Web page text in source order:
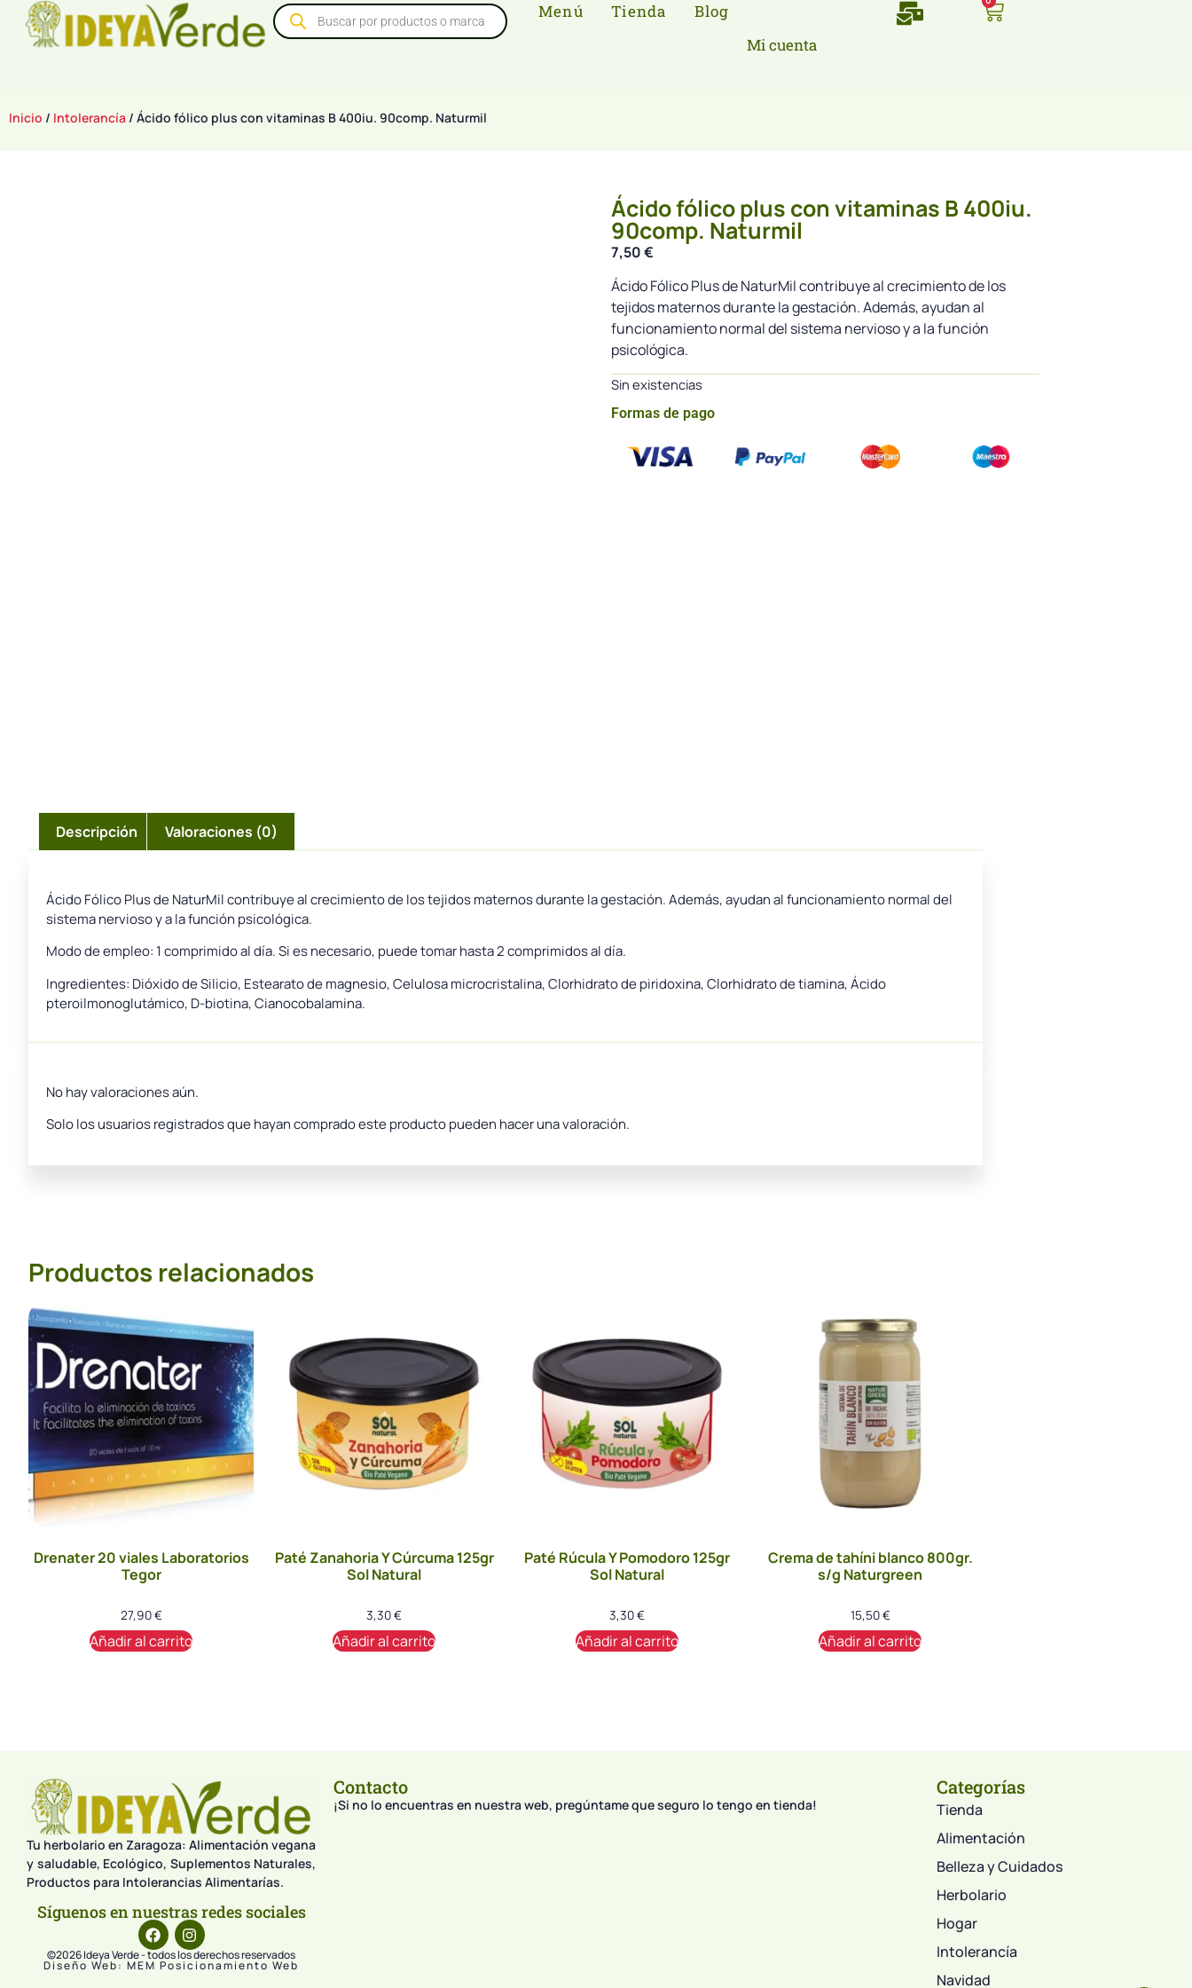
Menú Tienda
Blog
Mi cuenta
Inicio / Intolerancía / Ácido fólico plus con vitaminas B 400iu. 90comp. Naturmil
Ácido fólico plus con vitaminas B 400iu.
90comp. Naturmil
7,50€
Ácido Fólico Plus de NaturMil contribuye al crecimiento de los
tejidos maternos durante la gestación. Además, ayudan al
funcionamiento normal del sistema nervioso y a la función
psicológica.
Sin existencias
Formas de pago
Descripción Valoraciones (0)
Ácido Fólico Plus de NaturMil contribuye al crecimiento de los tejidos maternos durante la gestación. Además, ayudan al funcionamiento normal del
sistema nervioso y a la función psicológica.
Modo de empleo: 1 comprimido al día. Si es necesario, puede tomar hasta 2 comprimidos al día.
Ingredientes: Dióxido de Silicio, Estearato de magnesio, Celulosa microcristalina, Clorhidrato de piridoxina, Clorhidrato de tiamina, Ácido
pteroilmonoglutámico, D-biotina, Cianocobalamina.
No hay valoraciones aún.
Solo los usuarios registrados que hayan comprado este producto pueden hacer una valoración.
Productos relacionados
Drenater 20 viales Laboratorios
Tegor
27,90€
Añadir al carrito
Paté Zanahoria Y Cúrcuma 125gr
Sol Natural
3,30€
Añadir al carrito
Paté Rúcula Y Pomodoro 125gr
Sol Natural
3,30€
Añadir al carrito
Crema de tahíni blanco 800gr.
s/g Naturgreen
15,50€
Añadir al carrito
Tu herbolario en Zaragoza: Alimentación vegana
y saludable, Ecológico, Suplementos Naturales,
Productos para Intolerancias Alimentarías.
Síguenos en nuestras redes sociales
©2026 Ideya Verde - todos los derechos reservados
Diseño Web: MEM Posicionamiento Web
Contacto
¡Si no lo encuentras en nuestra web, pregúntame que seguro lo tengo en tienda!
Categorías
Tienda
Alimentación
Belleza y Cuidados
Herbolario
Hogar
Intolerancía
Navidad